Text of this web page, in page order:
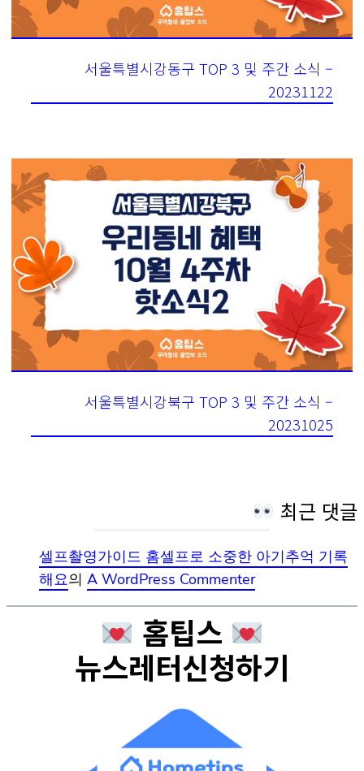
서울특별시강동구 TOP 3 및 주간 소식 –
20231122
서울특별시강북구 TOP 3 및 주간 소식 –
20231025
최근 댓글
셀프촬영가이드 홈셀프로 소중한 아기추억 기록
해요의 A WordPress Commenter
홈팁스
뉴스레터신청하기